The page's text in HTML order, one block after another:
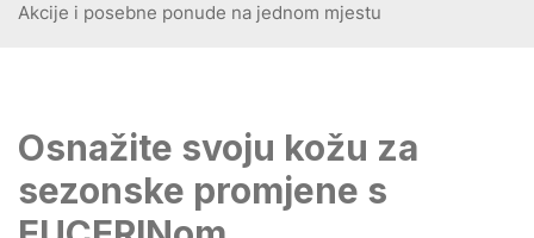
Akcije i posebne ponude na jednom mjestu
Osnažite svoju kožu za
sezonske promjene s